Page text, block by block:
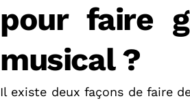
pour faire
musical ?
Il existe deux façons de faire